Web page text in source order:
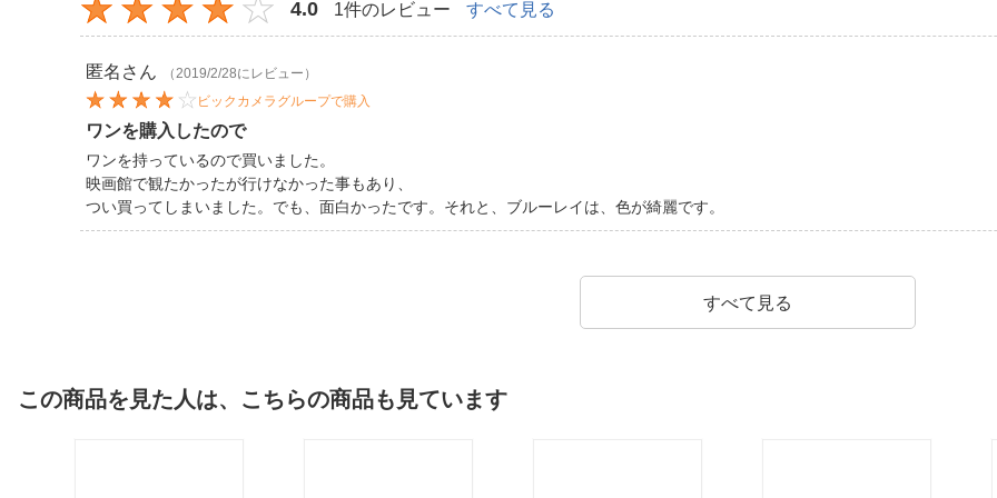
4.0 1件のレビュー すべて見る
匿名 さん
（2019/2/28にレビュー）
ビックカメラグループで購入
ワンを購入したので
ワンを持っているので買いました。
映画館で観たかったが行けなかった事もあり、
つい買ってしまいました。でも、面白かったです。それと、ブルーレイは、色が綺麗です。
すべて見る
この商品を見た人は、こちらの商品も見ています